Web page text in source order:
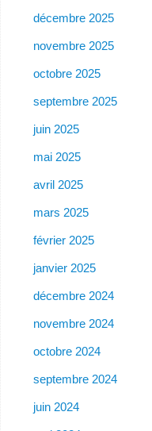
décembre 2025
novembre 2025
octobre 2025
septembre 2025
juin 2025
mai 2025
avril 2025
mars 2025
février 2025
janvier 2025
décembre 2024
novembre 2024
octobre 2024
septembre 2024
juin 2024